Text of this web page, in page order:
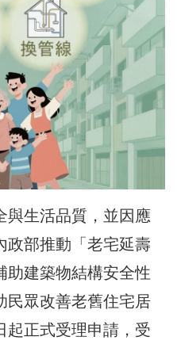
與生活品質，並因應
政部推動「老宅延壽
助建築物結構安全性
民眾改善老舊住宅居
起正式受理申請，受